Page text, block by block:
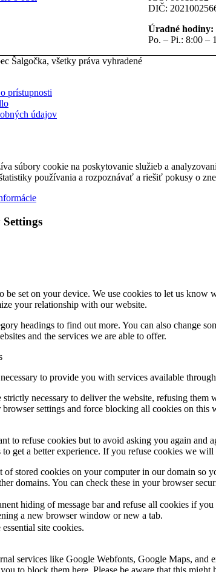
DIČ:
Úradné hodiny:
Po. – Pi.: 8:00 –
Šalgočka, všetky práva vyhradené
prístupnosti
údajov
súbory cookie na poskytovanie služieb a
používania a rozpoznávať a riešiť pokusy o
be set on your device. We use cookies to let us
your relationship with our website.
headings to find out more. You can also change
and the services we are able to offer.
to provide you with services available
strictly necessary to deliver the website, refusing
settings and force blocking all cookies on
to refuse cookies but to avoid asking you again
get a better experience. If you refuse cookies we
stored cookies on your computer in our domain so
domains. You can check these in your browser
hiding of message bar and refuse all cookies if
a new browser window or new a tab.
site cookies.
services like Google Webfonts, Google Maps,
to block them here. Please be aware that this